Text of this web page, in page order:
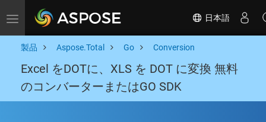
Toggle navigation 日本語
製品 Aspose.Total Go Conversion
Excel をDOTに、XLS を DOT に変換 無料
のコンバーターまたはGO SDK